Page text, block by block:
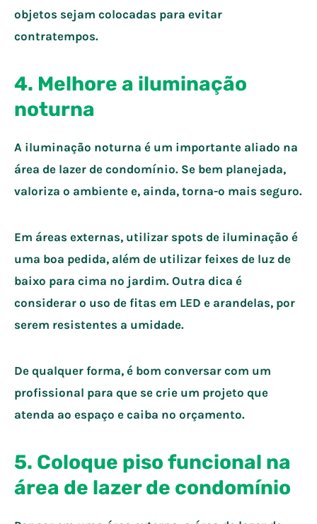
objetos sejam colocadas para evitar
contratempos.
4. Melhore a iluminação
noturna
A iluminação noturna é um importante aliado na
área de lazer de condomínio. Se bem planejada,
valoriza o ambiente e, ainda, torna-o mais seguro.
Em áreas externas, utilizar spots de iluminação é
uma boa pedida, além de utilizar feixes de luz de
baixo para cima no jardim. Outra dica é
considerar o uso de fitas em LED e arandelas, por
serem resistentes a umidade.
De qualquer forma, é bom conversar com um
profissional para que se crie um projeto que
atenda ao espaço e caiba no orçamento.
5. Coloque piso funcional na
área de lazer de condomínio